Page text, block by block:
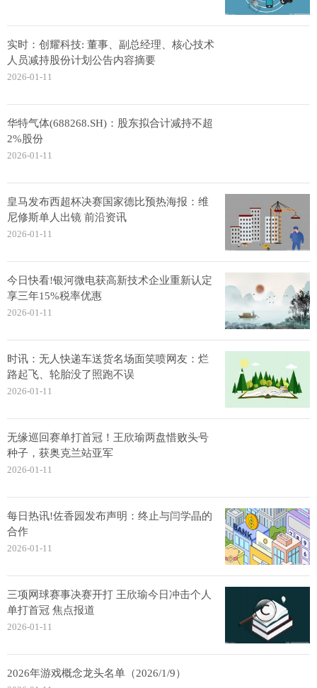
实时：创耀科技: 董事、副总经理、核心技术
人员减持股份计划公告内容摘要
2026-01-11
华特气体(688268.SH)：股东拟合计减持不超
2%股份
2026-01-11
皇马发布西超杯决赛国家德比预热海报：维
尼修斯单人出镜 前沿资讯
2026-01-11
今日快看!银河微电获高新技术企业重新认定
享三年15%税率优惠
2026-01-11
时讯：无人快递车送货名场面笑喷网友：烂
路起飞、轮胎没了照跑不误
2026-01-11
无缘巡回赛单打首冠！王欣瑜两盘惜败头号
种子，获奥克兰站亚军
2026-01-11
每日热讯!佐香园发布声明：终止与闫学晶的
合作
2026-01-11
三项网球赛事决赛开打 王欣瑜今日冲击个人
单打首冠 焦点报道
2026-01-11
2026年游戏概念龙头名单（2026/1/9）